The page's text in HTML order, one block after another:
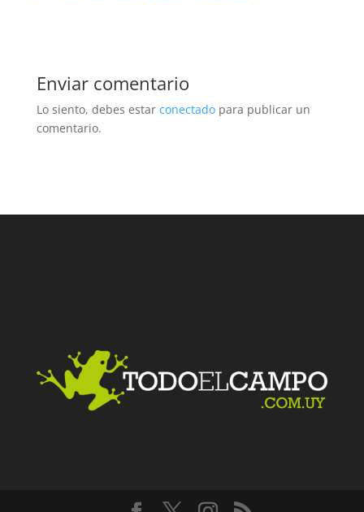
Enviar comentario
Lo siento, debes estar conectadopara publicar un
comentario.
Facebook